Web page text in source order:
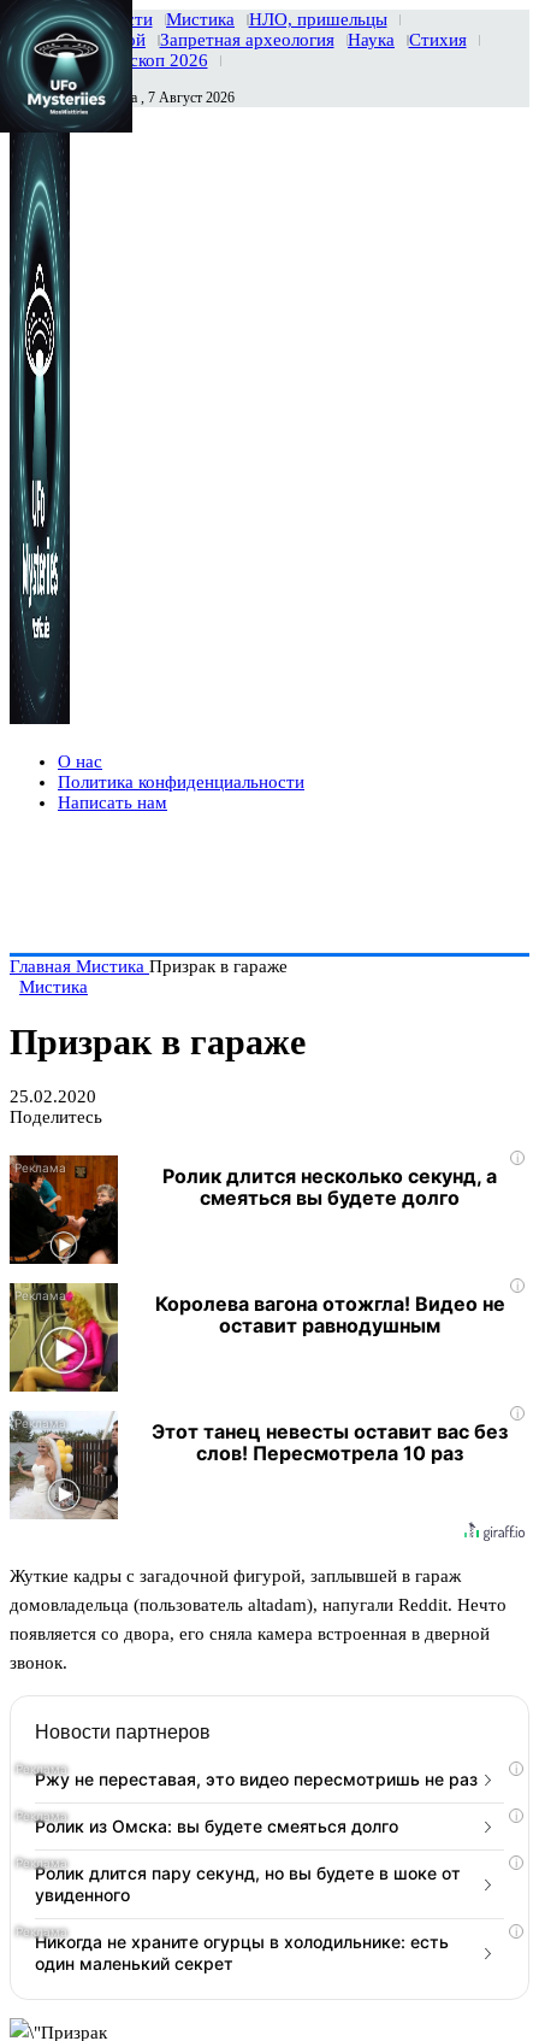
Главная Новости Мистика
НЛО, пришельцы
Тайны вселенной
Запретная археология Наука
Стихия
История
Гороскоп 2026
Сегодня Пятница , 7 Август 2026
О нас
Политика конфиденциальности
Написать нам
Главная Мистика Призрак в гараже
Мистика
Призрак в гараже
25.02.2020
Поделитесь
i
Ролик длится несколько секунд, а
смеяться вы будете долго
i
Королева вагона отожгла! Видео не
оставит равнодушным
i
Этот танец невесты оставит вас без
слов! Пересмотрела 10 раз
Жуткие кадры с загадочной фигурой, заплывшей в гараж
домовладельца (пользователь altadam), напугали Reddit. Нечто
появляется со двора, его сняла камера встроенная в дверной
звонок.
Новости партнеров
i
Ржу не переставая, это видео пересмотришь не раз
i
Ролик из Омска: вы будете смеяться долго
i
Ролик длится пару секунд, но вы будете в шоке от
увиденного
i
Никогда не храните огурцы в холодильнике: есть
один маленький секрет